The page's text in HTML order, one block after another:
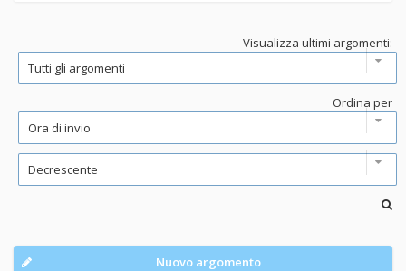
Visualizza ultimi argomenti:
Ordina per
Nuovo argomento